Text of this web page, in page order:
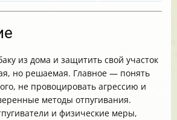
из дома и защитить свой участок
но решаемая. Главное — понять
не провоцировать агрессию и
методы отпугивания.
и физические меры,